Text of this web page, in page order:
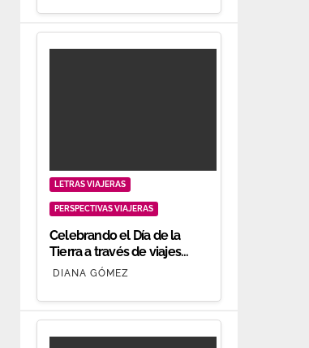
LETRAS VIAJERAS
PERSPECTIVAS VIAJERAS
Celebrando el Día de la
Tierra a través de viajes
responsables
DIANA GÓMEZ